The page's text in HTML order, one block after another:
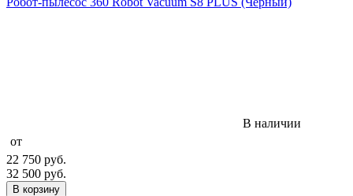
В наличии
от
22 750 руб.
32 500 руб.
В корзину